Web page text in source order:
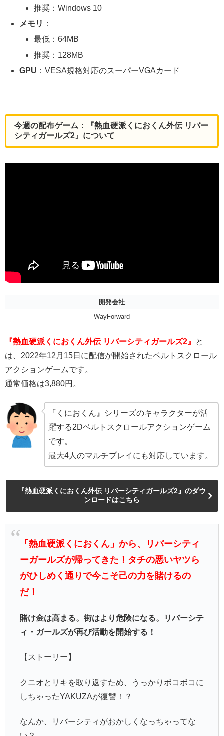
推奨：Windows 10
メモリ ：
最低：64MB
推奨：128MB
GPU ：VESA規格対応のスーパーVGAカード
今週の配布ゲーム：『熱血硬派くにおくん外伝 リバー
シティガールズ2』について
開発会社
WayForward
『熱血硬派くにおくん外伝 リバーシティガールズ2』
と
は、2022年12月15日に配信が開始されたベルトスクロール
アクションゲームです。
通常価格は3,880円。
『くにおくん』シリーズのキャラクターが活
躍する2Dベルトスクロールアクションゲーム
です。
最大4人のマルチプレイにも対応しています。
『熱血硬派くにおくん外伝 リバーシティガールズ2』のダウ
ンロードはこちら
「熱血硬派くにおくん」から、リバーシティ
ーガールズが帰ってきた！タチの悪いヤツら
がひしめく通りで今こそ己の力を賭けるの
だ！
賭け金は高まる。街はより危険になる。リバーシテ
ィ・ガールズが再び活動を開始する！
【ストーリー】
クニオとリキを取り返すため、うっかりボコボコに
しちゃったYAKUZAが復讐！？
なんか、リバーシティがおかしくなっちゃってな